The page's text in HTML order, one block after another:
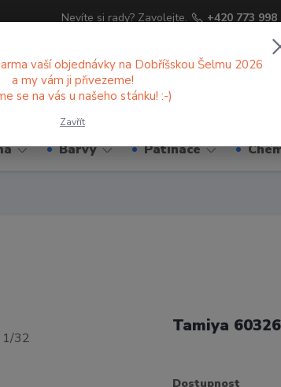
Nevíte si rady? Zavolejte. +420 773 998
Barvy Patinace
Tamiya 60326
Dostupnost
vaší objednávky na Dobříšskou Šelmu 2026
a my vám ji přivezeme!
se na vás u našeho stánku! :-)
Zavřít